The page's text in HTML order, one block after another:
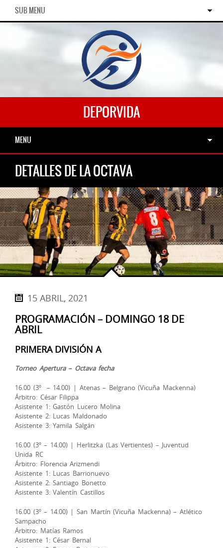
SUB MENU
DEPORVIDA
MENU
DETALLES DE LA OCTAVA
15 ABRIL, 2021
PROGRAMACIÓN – DOMINGO 18 DE
ABRIL
PRIMERA DIVISIÓN A
Torneo Apertura – Octava fecha
16.00 (3º – 14.00) | Atenas – Belgrano (Vicuña Mackenna)
Árbitro: César Filippa
Asistente 1: Gastón Lucero Molina
Asistente 2: Lucas Maldonado
Asistente 3: Yamila Salgán
16.00 (3º – 14.00) | Herlitzka (Las Vertientes) – Juventud
Unida RC
Árbitro: Florencia Arizmendi
Asistente 1: Lucas Barrionuevo
Asistente 2: Santiago Bonetto
Asistente 3: Valentín Castillos
16.00 (3º – 14.00) | San Martín (Vicuña Mackenna) – Atlético
Sampacho
Árbitro: Matías Ramos
Asistente 1: César Bernal